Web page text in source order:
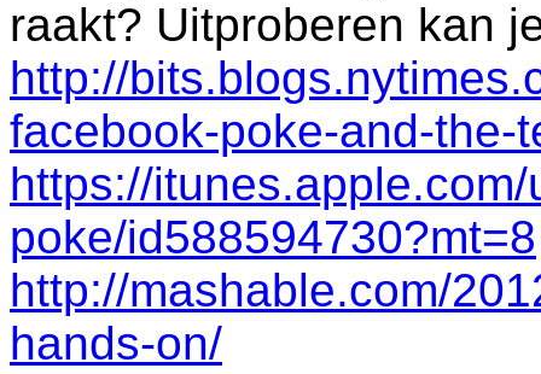
raakt? Uitproberen kan
http://
facebook-poke-and-the-
https://
poke/id588594730?mt=8
http://mashable.com/
hands-on/